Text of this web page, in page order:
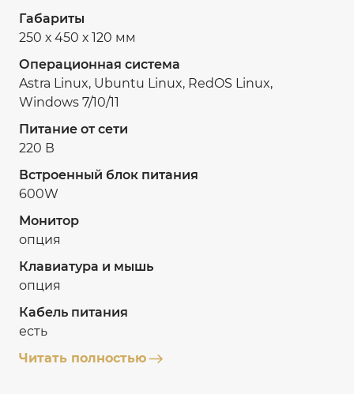
Габариты
250 х 450 х 120 мм
Операционная система
Astra Linux, Ubuntu Linux, RedOS Linux,
Windows 7/10/11
Питание от сети
220 В
Встроенный блок питания
600W
Монитор
опция
Клавиатура и мышь
опция
Кабель питания
есть
Читать полностью